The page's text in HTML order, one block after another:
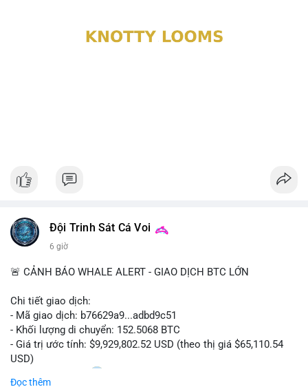
Đội Trinh Sát Cá Voi
6 giờ
🚨 CẢNH BÁO WHALE ALERT - GIAO DỊCH BTC LỚN
Chi tiết giao dịch:
- Mã giao dịch: b76629a9...adbd9c51
- Khối lượng di chuyển: 152.5068 BTC
- Giá trị ước tính: $9,929,802.52 USD (theo thị giá $65,110.54
USD)
- Thời gian: 17:20
Đọc thêm